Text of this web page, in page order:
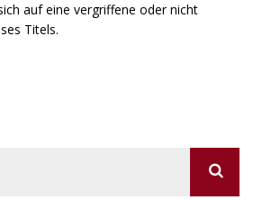
auf eine vergriffene oder nicht
Titels.